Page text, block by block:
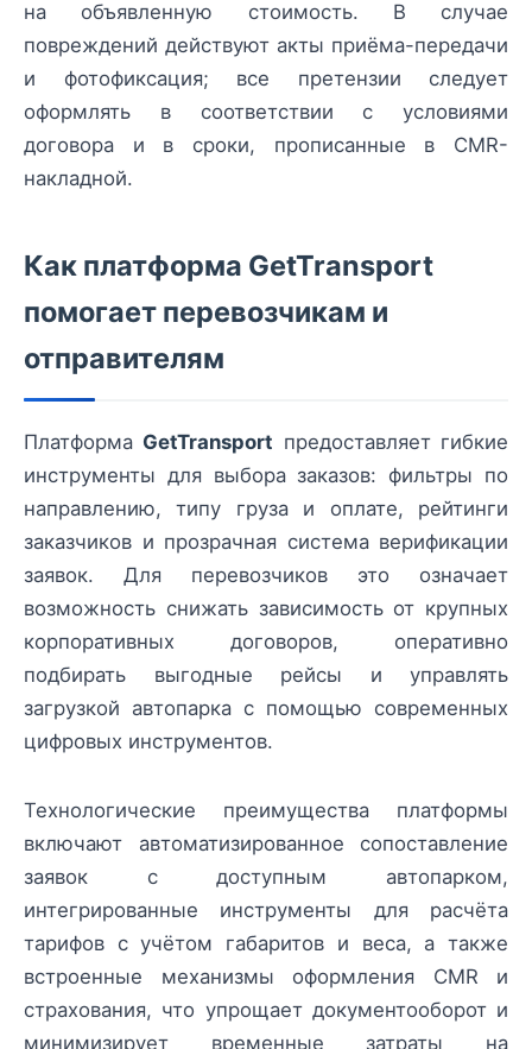
на объявленную стоимость. В случае
повреждений действуют акты приёма-передачи
и фотофиксация; все претензии следует
оформлять в соответствии с условиями
договора и в сроки, прописанные в CMR-
накладной.
Как платформа GetTransport
помогает перевозчикам и
отправителям
Платформа GetTransport предоставляет гибкие
инструменты для выбора заказов: фильтры по
направлению, типу груза и оплате, рейтинги
заказчиков и прозрачная система верификации
заявок. Для перевозчиков это означает
возможность снижать зависимость от крупных
корпоративных договоров, оперативно
подбирать выгодные рейсы и управлять
загрузкой автопарка с помощью современных
цифровых инструментов.
Технологические преимущества платформы
включают автоматизированное сопоставление
заявок с доступным автопарком,
интегрированные инструменты для расчёта
тарифов с учётом габаритов и веса, а также
встроенные механизмы оформления CMR и
страхования, что упрощает документооборот и
минимизирует временные затраты на